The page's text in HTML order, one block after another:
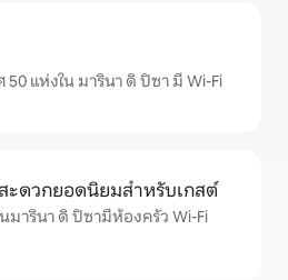
แห่งใน มารินา ดิ ปิซา มี Wi-Fi
ะดวกยอดนิยมสำหรับเกสต์
มารินา ดิ ปิซามีห้องครัว Wi-Fi